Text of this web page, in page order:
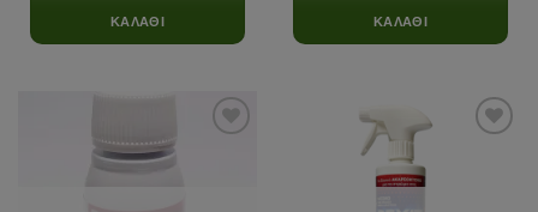
ΚΑΛΆΘΙ
ΚΑΛΆΘΙ
Αγαπημένα